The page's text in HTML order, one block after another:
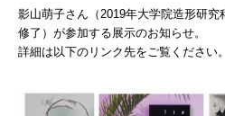
影山萌子さん（2019年大学院造形研
修了）が参加する展示のお知らせ。
詳細は以下のリンク先をご覧ください。